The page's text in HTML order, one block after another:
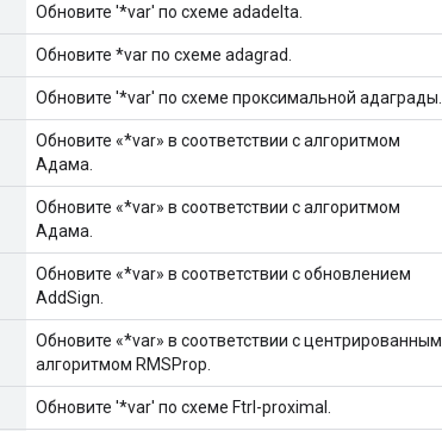
Обновите '*var' по схеме adadelta.
Обновите *var по схеме adagrad.
Обновите '*var' по схеме проксимальной адаграды.
Обновите «*var» в соответствии с алгоритмом
Адама.
Обновите «*var» в соответствии с алгоритмом
Адама.
Обновите «*var» в соответствии с обновлением
AddSign.
Обновите «*var» в соответствии с центрированным
алгоритмом RMSProp.
Обновите '*var' по схеме Ftrl-proximal.